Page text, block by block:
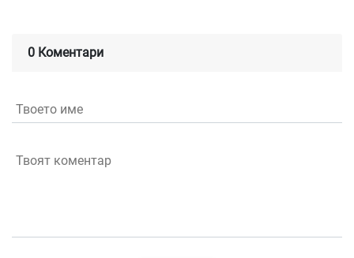
0 Коментари
Твоето име
Твоят коментар